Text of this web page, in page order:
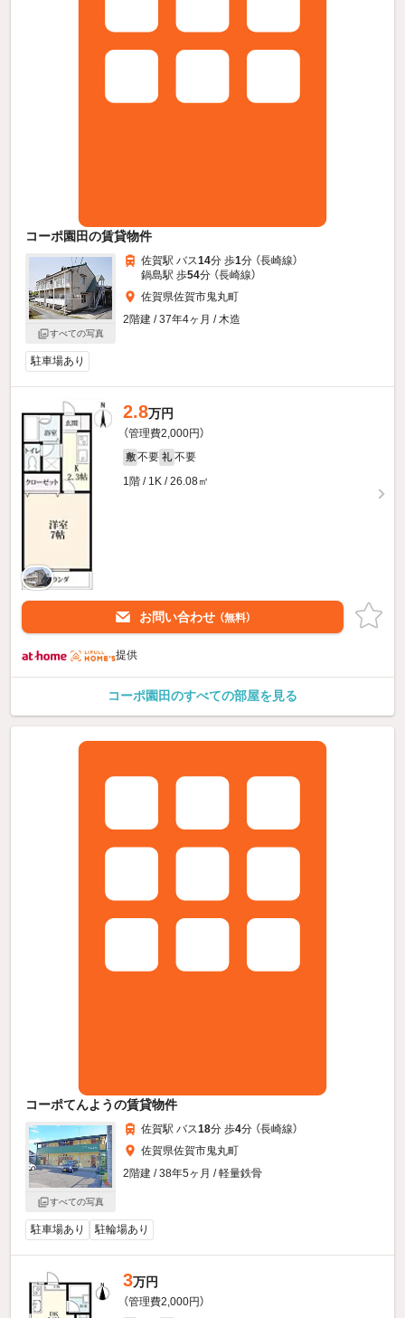
コーポ園田の賃貸物件
すべての写真
佐賀駅 バス14分 歩1分 （長崎線）
鍋島駅 歩54分 （長崎線）
佐賀県佐賀市鬼丸町
2階建 / 37年4ヶ月 / 木造
駐車場あり
2.8万円
（管理費2,000円）
敷 不要 礼 不要
1階 / 1K / 26.08㎡
お問い合わせ （無料）
提供
コーポ園田のすべての部屋を見る
コーポてんようの賃貸物件
すべての写真
佐賀駅 バス18分 歩4分 （長崎線）
佐賀県佐賀市鬼丸町
2階建 / 38年5ヶ月 / 軽量鉄骨
駐車場あり 駐輪場あり
3万円
（管理費2,000円）